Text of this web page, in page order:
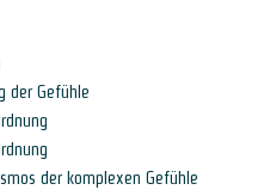
der Gefühle
der komplexen Gefühle